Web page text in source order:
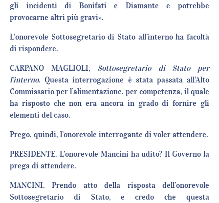
gli incidenti di Bonifati e Diamante e potrebbe
provocarne altri più gravi».
L’onorevole Sottosegretario di Stato all’interno ha facoltà
di rispondere.
CARPANO MAGLIOLI, Sottosegretario di Stato per
l’interno. Questa interrogazione è stata passata all’Alto
Commissario per l’alimentazione, per competenza, il quale
ha risposto che non era ancora in grado di fornire gli
elementi del caso.
Prego, quindi, l’onorevole interrogante di voler attendere.
PRESIDENTE. L’onorevole Mancini ha udito? Il Governo la
prega di attendere.
MANCINI. Prendo atto della risposta dell’onorevole
Sottosegretario di Stato, e credo che questa